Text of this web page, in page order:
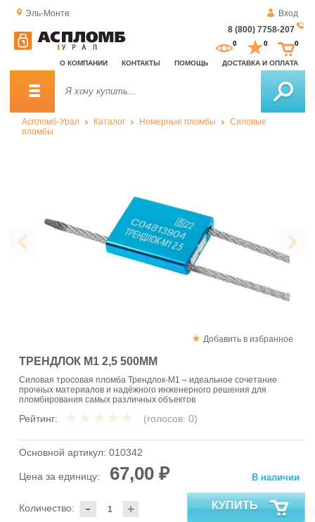
Эль-Монте
Вход
8 (800) 7758-207
О КОМПАНИИ КОНТАКТЫ ПОМОЩЬ ДОСТАВКА И ОПЛАТА
0 0 0
Аспломб-Урал Каталог Номерные пломбы
Силовые
пломбы
Добавить в избранное
ТРЕНДЛОК М1 2,5 500ММ
Силовая тросовая пломба Трендлок-М1 – идеальное сочетание
прочных материалов и надёжного инженерного решения для
пломбирования самых различных объектов
Рейтинг: (голосов: 0)
Основной артикул: 010342
Цена за единицу: 67,00 ₽
- +
Количество:
В наличии
КУПИТЬ